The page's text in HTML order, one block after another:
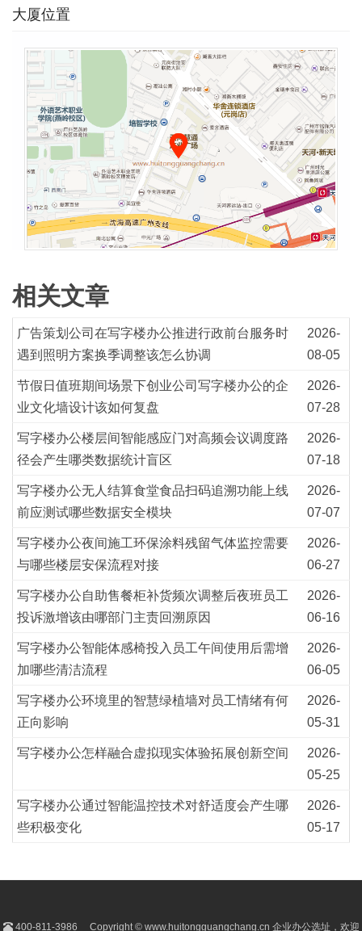
大厦位置
相关文章
广告策划公司在写字楼办公推进行政前台服务时
遇到照明方案换季调整该怎么协调
2026-
08-05
节假日值班期间场景下创业公司写字楼办公的企
业文化墙设计该如何复盘
2026-
07-28
写字楼办公楼层间智能感应门对高频会议调度路
径会产生哪类数据统计盲区
2026-
07-18
写字楼办公无人结算食堂食品扫码追溯功能上线
前应测试哪些数据安全模块
2026-
07-07
写字楼办公夜间施工环保涂料残留气体监控需要
与哪些楼层安保流程对接
2026-
06-27
写字楼办公自助售餐柜补货频次调整后夜班员工
投诉激增该由哪部门主责回溯原因
2026-
06-16
写字楼办公智能体感椅投入员工午间使用后需增
加哪些清洁流程
2026-
06-05
写字楼办公环境里的智慧绿植墙对员工情绪有何
正向影响
2026-
05-31
写字楼办公怎样融合虚拟现实体验拓展创新空间
2026-
05-25
写字楼办公通过智能温控技术对舒适度会产生哪
些积极变化
2026-
05-17
400-811-3986 Copyright © www.huitongguangchang.cn 企业办公选址，欢迎